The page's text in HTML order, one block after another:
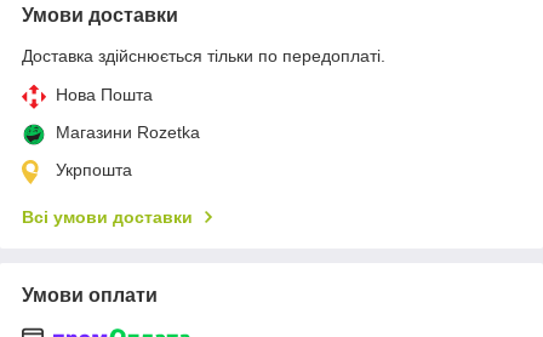
Умови доставки
Доставка здійснюється тільки по передоплаті.
Нова Пошта
Магазини Rozetka
Укрпошта
Всі умови доставки
Умови оплати